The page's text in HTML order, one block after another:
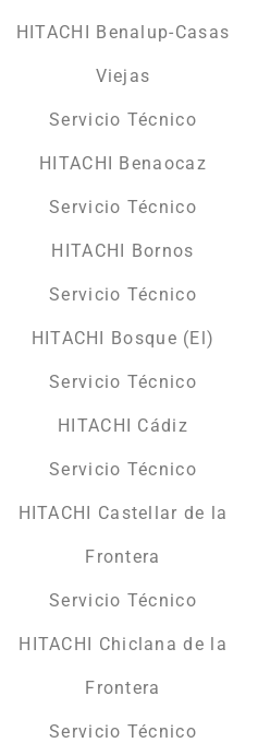
HITACHI Benalup-Casas
Viejas
Servicio Técnico
HITACHI Benaocaz
Servicio Técnico
HITACHI Bornos
Servicio Técnico
HITACHI Bosque (El)
Servicio Técnico
HITACHI Cádiz
Servicio Técnico
HITACHI Castellar de la
Frontera
Servicio Técnico
HITACHI Chiclana de la
Frontera
Servicio Técnico